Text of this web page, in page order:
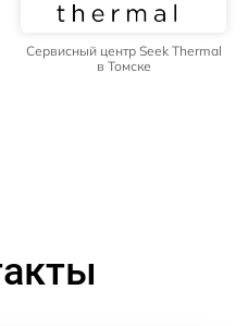
Сервисный центр Seek Thermal
в Томске